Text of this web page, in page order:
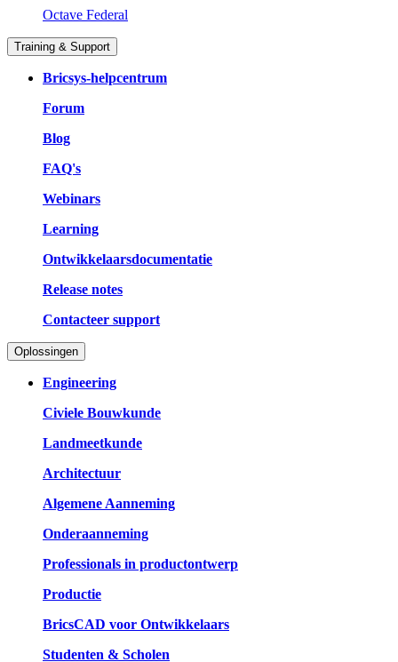
Octave Federal
Training & Support
Bricsys-helpcentrum
Forum
Blog
FAQ's
Webinars
Learning
Ontwikkelaarsdocumentatie
Release notes
Contacteer support
Oplossingen
Engineering
Civiele Bouwkunde
Landmeetkunde
Architectuur
Algemene Aanneming
Onderaanneming
Professionals in productontwerp
Productie
BricsCAD voor Ontwikkelaars
Studenten & Scholen